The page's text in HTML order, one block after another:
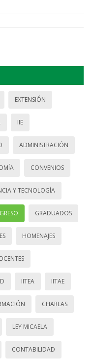
EXTENSIÓN
IIE
ADMINISTRACIÓN
CONVENIOS
Y TECNOLOGÍA
GRADUADOS
HOMENAJES
IITEA IITAE
CHARLAS
LEY MICAELA
CONTABILIDAD